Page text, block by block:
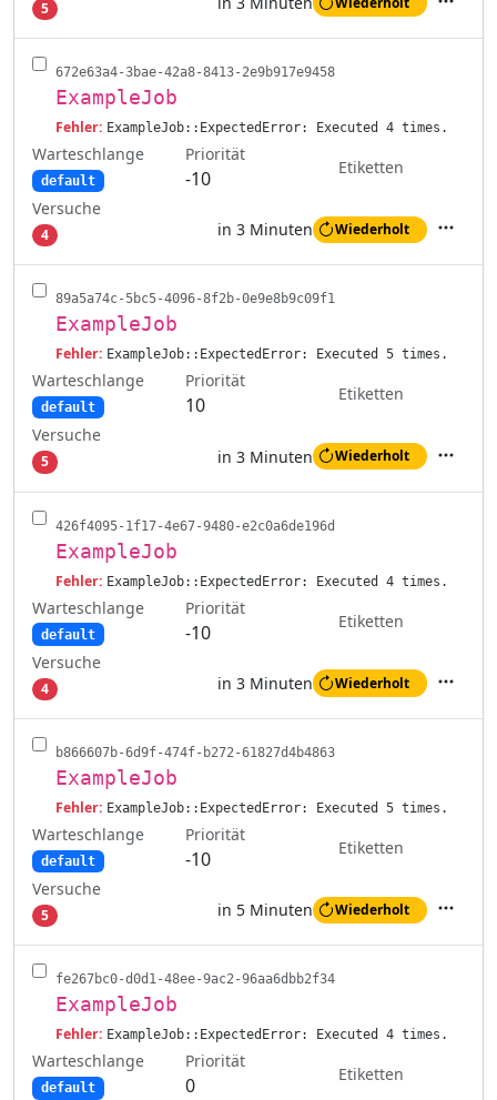
5
672e63a4-3bae-42a8-8413-2e9b917e9458
ExampleJob
Fehler: ExampleJob::ExpectedError: Executed 4 times.
Warteschlange
default
Priorität
-10
Etiketten
Versuche
4 in 3 Minuten Wiederholt
89a5a74c-5bc5-4096-8f2b-0e9e8b9c09f1
ExampleJob
Fehler: ExampleJob::ExpectedError: Executed 5 times.
Warteschlange
default
Priorität
10
Etiketten
Versuche
5 in 3 Minuten Wiederholt
426f4095-1f17-4e67-9480-e2c0a6de196d
ExampleJob
Fehler: ExampleJob::ExpectedError: Executed 4 times.
Warteschlange
default
Priorität
-10
Etiketten
Versuche
4 in 3 Minuten Wiederholt
b866607b-6d9f-474f-b272-61827d4b4863
ExampleJob
Fehler: ExampleJob::ExpectedError: Executed 5 times.
Warteschlange
default
Priorität
-10
Etiketten
Versuche
5 in 5 Minuten Wiederholt
fe267bc0-d0d1-48ee-9ac2-96aa6dbb2f34
ExampleJob
Fehler: ExampleJob::ExpectedError: Executed 4 times.
Warteschlange
default
Priorität
0
Etiketten